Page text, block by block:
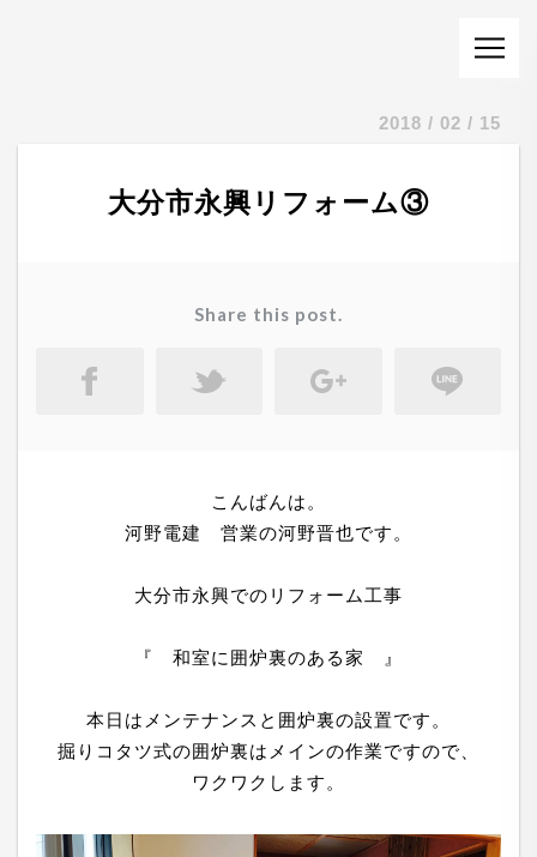
2018 / 02 / 15
大分市永興リフォーム③
Share this post.
こんばんは。
河野電建 営業の河野晋也です。
大分市永興でのリフォーム工事
『 和室に囲炉裏のある家 』
本日はメンテナンスと囲炉裏の設置です。
掘りコタツ式の囲炉裏はメインの作業ですので、
ワクワクします。